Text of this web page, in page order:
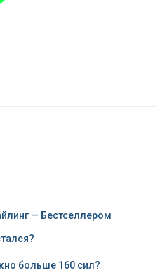
— Бестселлером
больше 160 сил?